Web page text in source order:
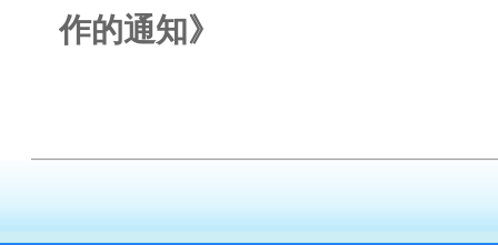
作的通知》